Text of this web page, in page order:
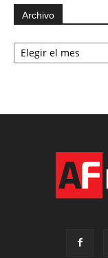
Archivo
Archivo